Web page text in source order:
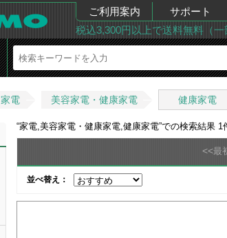
ご利用案内 サポート
税込3,300円以上で送料無料（一
家電 美容家電・健康家電 健康家電
“家電,美容家電・健康家電,健康家電”での検索結果 1
<<最
並べ替え：